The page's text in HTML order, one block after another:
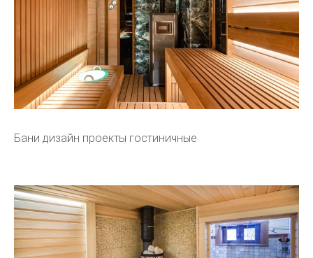
Бани дизайн проекты гостиничные